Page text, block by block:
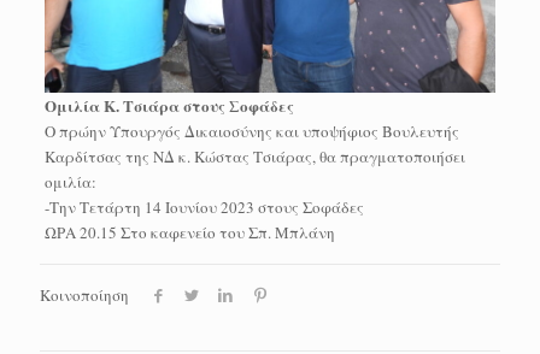
Ομιλία Κ. Τσιάρα στους Σοφάδες
Ο πρώην Υπουργός Δικαιοσύνης και υποψήφιος Βουλευτής
Καρδίτσας της ΝΔ κ. Κώστας Τσιάρας, θα πραγματοποιήσει
ομιλία:
-Την Τετάρτη 14 Ιουνίου 2023 στους Σοφάδες
ΩΡΑ 20.15 Στο καφενείο του Σπ. Μπλάνη
Κοινοποίηση